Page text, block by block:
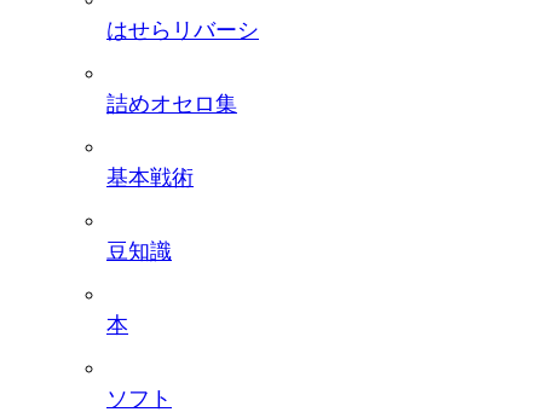
はせらリバーシ
詰めオセロ集
基本戦術
豆知識
本
ソフト